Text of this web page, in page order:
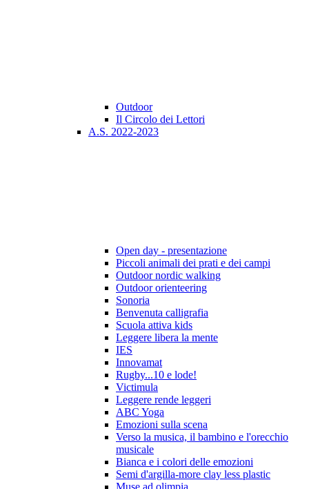
Outdoor
Il Circolo dei Lettori
A.S. 2022-2023
Open day - presentazione
Piccoli animali dei prati e dei campi
Outdoor nordic walking
Outdoor orienteering
Sonoria
Benvenuta calligrafia
Scuola attiva kids
Leggere libera la mente
IES
Innovamat
Rugby...10 e lode!
Victimula
Leggere rende leggeri
ABC Yoga
Emozioni sulla scena
Verso la musica, il bambino e l'orecchio
musicale
Bianca e i colori delle emozioni
Semi d'argilla-more clay less plastic